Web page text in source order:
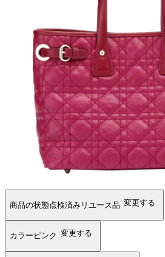
商品の状態点検済みリユース品 変更する
カラー ピンク 変更する